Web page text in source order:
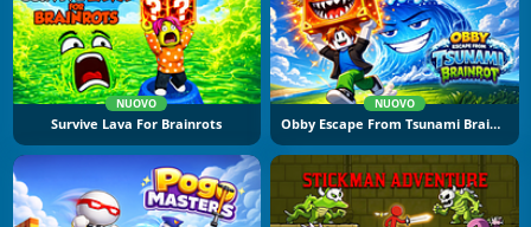
NUOVO
Survive Lava For Brainrots
NUOVO
Obby Escape From Tsunami Brainrot